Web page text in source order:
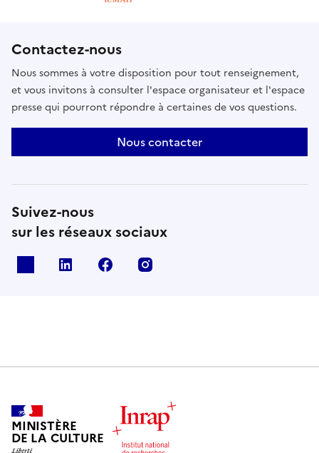
Contactez-nous
Nous sommes à votre disposition pour tout renseignement,
et vous invitons à consulter l'espace organisateur et l'espace
presse qui pourront répondre à certaines de vos questions.
Nous contacter
Suivez-nous
sur les réseaux sociaux
Linkedin Facebook
MINISTÈRE
DE LA CULTURE